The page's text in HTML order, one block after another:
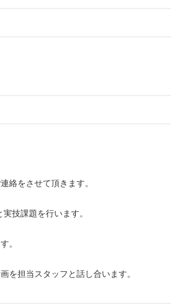
絡をさせて頂きます。
技課題を行います。
。
を担当スタッフと話し合います。